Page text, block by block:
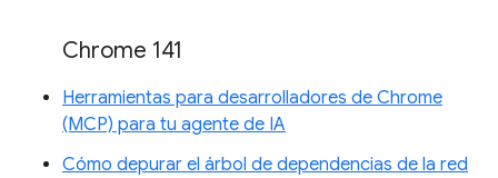
Chrome 141
Herramientas para desarrolladores de Chrome
(MCP) para tu agente de IA
Cómo depurar el árbol de dependencias de la red